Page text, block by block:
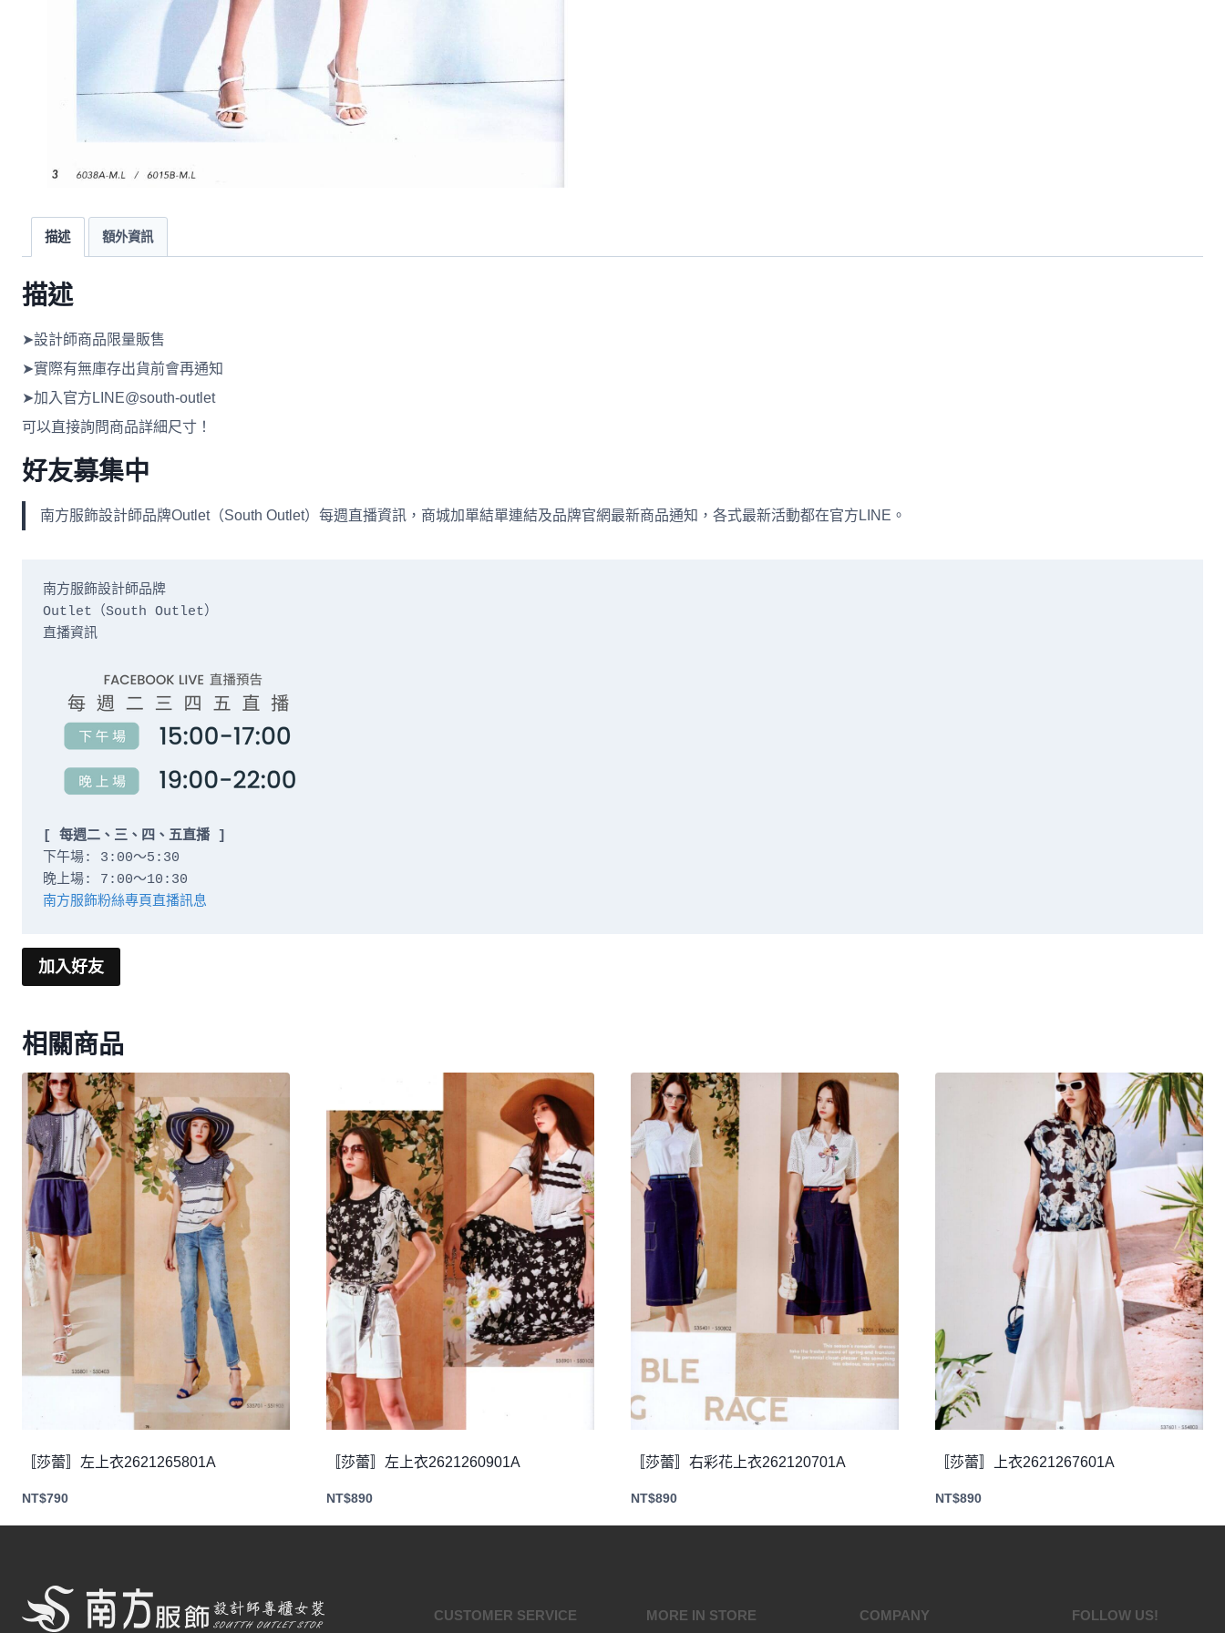
描述 額外資訊
描述
➤設計師商品限量販售
➤實際有無庫存出貨前會再通知
➤加入官方LINE@south-outlet
可以直接詢問商品詳細尺寸！
好友募集中
南方服飾設計師品牌Outlet（South Outlet）每週直播資訊，商城加單結單連結及品牌官網最新商品通知，各式最新活動都在官方LINE。
南方服飾設計師品牌
Outlet（South Outlet）
直播資訊
[ 每週二、三、四、五直播 ]
下午場: 3:00～5:30
南方服飾粉絲專頁直播訊息
加入好友
相關商品
〚莎蕾〛左上衣2621265801A
NT$790
〚莎蕾〛左上衣2621260901A
NT$890
〚莎蕾〛右彩花上衣262120701A
NT$890
〚莎蕾〛上衣2621267601A
NT$890
CUSTOMER SERVICE MORE IN STORE COMPANY FOLLOW US!